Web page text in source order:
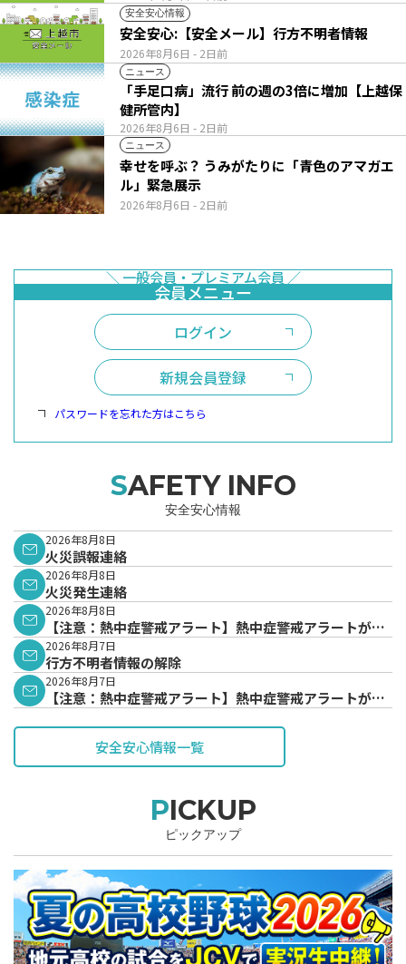
安全安心情報
2026年8月6日 - 2日前
安全安心:【安全メール】行方不明者情報
ニュース
2026年8月6日 - 2日前
「手足口病」流行 前の週の3倍に増加【上越保
健所管内】
ニュース
2026年8月6日 - 2日前
幸せを呼ぶ？ うみがたりに「青色のアマガエ
ル」緊急展示
ログイン
新規会員登録
パスワードを忘れた方はこちら
SAFETY INFO
安全安心情報
2026年8月8日
火災誤報連絡
2026年8月8日
火災発生連絡
2026年8月8日
【注意：熱中症警戒アラート】熱中症警戒アラートが発
表されています。
2026年8月7日
行方不明者情報の解除
2026年8月7日
【注意：熱中症警戒アラート】熱中症警戒アラートが発
安全安心情報一覧
PICKUP
ピックアップ